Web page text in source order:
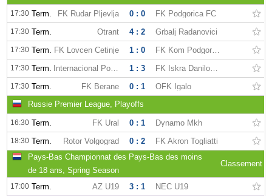
17:30 Term. FK Rudar Pljevlja 0 : 0 FK Podgorica FC
17:30 Term. Otrant 4 : 2 Grbalj Radanovici
17:30 Term. FK Lovcen Cetinje 1 : 0 FK Kom Podgorica
17:30 Term. Internacional Podgorica 1 : 3 FK Iskra Danilovgrad
17:30 Term. FK Berane 0 : 1
OFK Igalo
Russie Premier League, Playoffs
16:30 Term. FK Ural 0 : 1 Dynamo Mkh
18:30 Term. Rotor Volgograd 0 : 2
FK Akron Togliatti
Pays-Bas Championnat des Pays-Bas des moins
de 18 ans, Spring Season
Classement
17:00 Term. AZ U19 3 : 1
NEC U19